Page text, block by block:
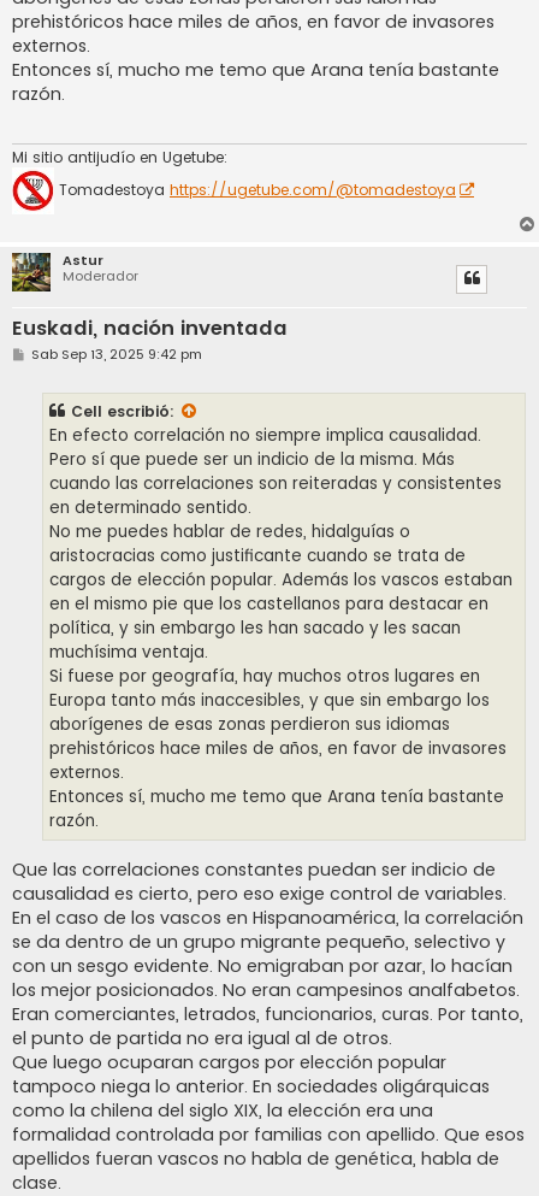
prehistóricos hace miles de años, en favor de invasores
externos.
Entonces sí, mucho me temo que Arana tenía bastante
razón.
Mi sitio antijudío en Ugetube:
Tomadestoya https://ugetube.com/@tomadestoya
Astur
Moderador
Euskadi, nación inventada
M
Sab Sep 13, 2025 9:42 pm
Cell escribió:
En efecto correlación no siempre implica causalidad.
Pero sí que puede ser un indicio de la misma. Más
cuando las correlaciones son reiteradas y consistentes
en determinado sentido.
No me puedes hablar de redes, hidalguías o
aristocracias como justificante cuando se trata de
cargos de elección popular. Además los vascos estaban
en el mismo pie que los castellanos para destacar en
política, y sin embargo les han sacado y les sacan
muchísima ventaja.
Si fuese por geografía, hay muchos otros lugares en
Europa tanto más inaccesibles, y que sin embargo los
aborígenes de esas zonas perdieron sus idiomas
prehistóricos hace miles de años, en favor de invasores
externos.
Entonces sí, mucho me temo que Arana tenía bastante
razón.
Que las correlaciones constantes puedan ser indicio de
causalidad es cierto, pero eso exige control de variables.
En el caso de los vascos en Hispanoamérica, la correlación
se da dentro de un grupo migrante pequeño, selectivo y
con un sesgo evidente. No emigraban por azar, lo hacían
los mejor posicionados. No eran campesinos analfabetos.
Eran comerciantes, letrados, funcionarios, curas. Por tanto,
el punto de partida no era igual al de otros.
Que luego ocuparan cargos por elección popular
tampoco niega lo anterior. En sociedades oligárquicas
como la chilena del siglo XIX, la elección era una
formalidad controlada por familias con apellido. Que esos
apellidos fueran vascos no habla de genética, habla de
clase.